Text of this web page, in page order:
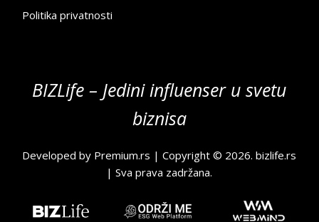
Politika privatnosti
BIZLife – Jedini influenser u svetu
biznisa
Developed by Premium.rs | Copyright © 2026.bizlife.rs
| Sva prava zadržana.